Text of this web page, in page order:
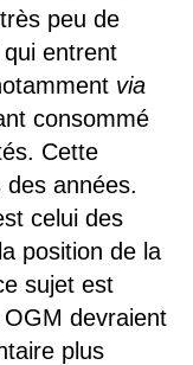
peu de
entrent
via
consommé
Cette
années.
celui des
position de la
sujet est
devraient
plus